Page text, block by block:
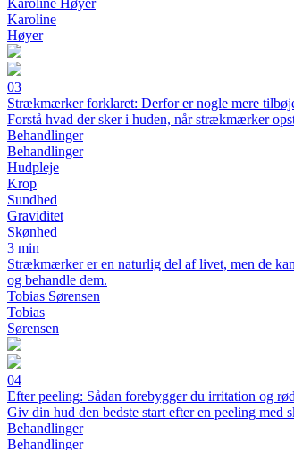
Karoline Høyer
Karoline
Høyer
03
Strækmærker forklaret: Derfor er nogle mere
Forstå hvad der sker i huden, når strækmærker
Behandlinger
Behandlinger
Hudpleje
Krop
Sundhed
Graviditet
Skønhed
3 min
Strækmærker er en naturlig del af livet, men de
og behandle dem.
Tobias Sørensen
Tobias
Sørensen
04
Efter peeling: Sådan forebygger du irritation og
Giv din hud den bedste start efter en peeling med
Behandlinger
Behandlinger